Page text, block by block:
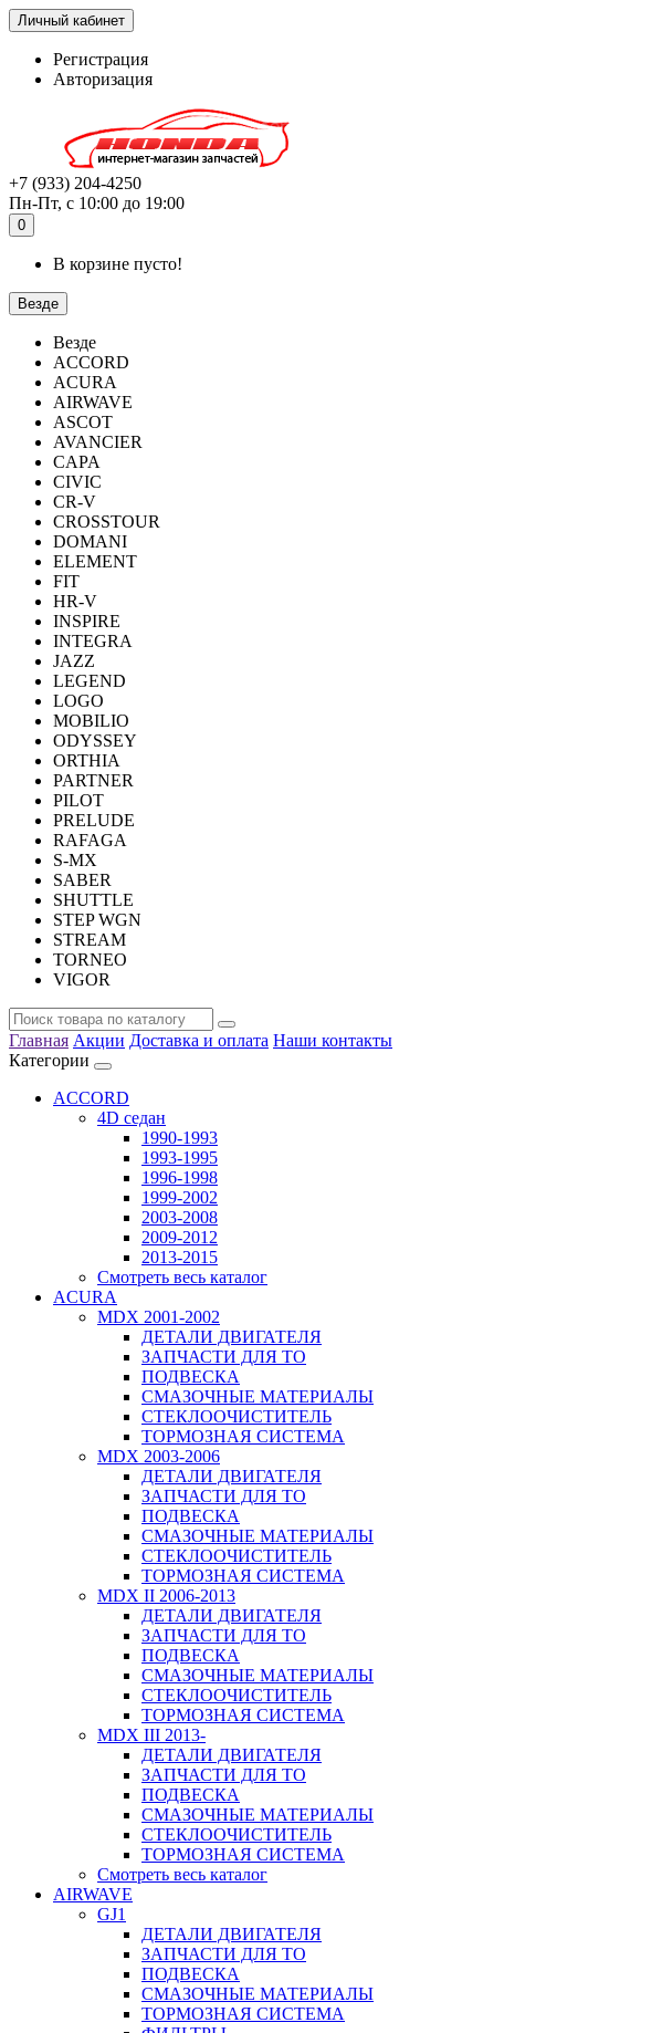
Личный кабинет
Регистрация
Авторизация
+7 (933) 204-4250
Пн-Пт, с 10:00 до 19:00
0
В корзине пусто!
Везде
Везде
ACCORD
ACURA
AIRWAVE
ASCOT
AVANCIER
CAPA
CIVIC
CR-V
CROSSTOUR
DOMANI
ELEMENT
FIT
HR-V
INSPIRE
INTEGRA
JAZZ
LEGEND
LOGO
MOBILIO
ODYSSEY
ORTHIA
PARTNER
PILOT
PRELUDE
RAFAGA
S-MX
SABER
SHUTTLE
STEP WGN
STREAM
TORNEO
VIGOR
Главная Акции Доставка и оплата Наши контакты
Категории
ACCORD
4D седан
1990-1993
1993-1995
1996-1998
1999-2002
2003-2008
2009-2012
2013-2015
Смотреть весь каталог
ACURA
MDX 2001-2002
ДЕТАЛИ ДВИГАТЕЛЯ
ЗАПЧАСТИ ДЛЯ ТО
ПОДВЕСКА
СМАЗОЧНЫЕ МАТЕРИАЛЫ
СТЕКЛООЧИСТИТЕЛЬ
ТОРМОЗНАЯ СИСТЕМА
MDX 2003-2006
ДЕТАЛИ ДВИГАТЕЛЯ
ЗАПЧАСТИ ДЛЯ ТО
ПОДВЕСКА
СМАЗОЧНЫЕ МАТЕРИАЛЫ
СТЕКЛООЧИСТИТЕЛЬ
ТОРМОЗНАЯ СИСТЕМА
MDX II 2006-2013
ДЕТАЛИ ДВИГАТЕЛЯ
ЗАПЧАСТИ ДЛЯ ТО
ПОДВЕСКА
СМАЗОЧНЫЕ МАТЕРИАЛЫ
СТЕКЛООЧИСТИТЕЛЬ
ТОРМОЗНАЯ СИСТЕМА
MDX III 2013-
ДЕТАЛИ ДВИГАТЕЛЯ
ЗАПЧАСТИ ДЛЯ ТО
ПОДВЕСКА
СМАЗОЧНЫЕ МАТЕРИАЛЫ
СТЕКЛООЧИСТИТЕЛЬ
ТОРМОЗНАЯ СИСТЕМА
Смотреть весь каталог
AIRWAVE
GJ1
ДЕТАЛИ ДВИГАТЕЛЯ
ЗАПЧАСТИ ДЛЯ ТО
ПОДВЕСКА
СМАЗОЧНЫЕ МАТЕРИАЛЫ
ТОРМОЗНАЯ СИСТЕМА